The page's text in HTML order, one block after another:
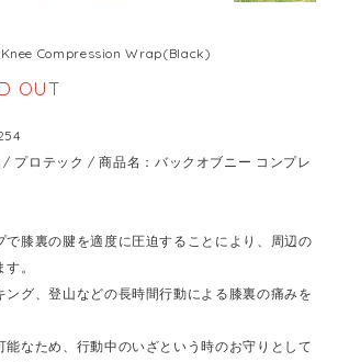
Compression Wrap(Black)
OUT
プロテック / 商品名：バックオブニー コンプレ
で膝裏の腱を適度に圧迫することにより、周辺の
。
ング、登山などの長時間行動による膝裏の痛みを
能なため、行動中のいざという時のお守りとして